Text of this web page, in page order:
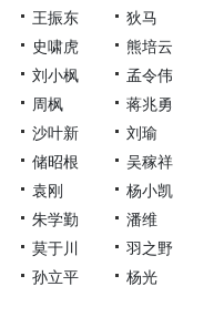
王振东
狄马
史啸虎
熊培云
刘小枫
孟令伟
周枫
蒋兆勇
沙叶新
刘瑜
储昭根
吴稼祥
袁刚
杨小凯
朱学勤
潘维
莫于川
羽之野
孙立平 杨光